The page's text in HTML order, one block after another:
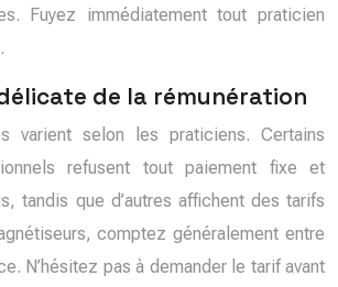
Fuyez immédiatement tout praticien
de la rémunération
varient selon les praticiens. Certains
refusent tout paiement fixe et
tandis que d’autres affichent des tarifs
comptez généralement entre
N’hésitez pas à demander le tarif avant